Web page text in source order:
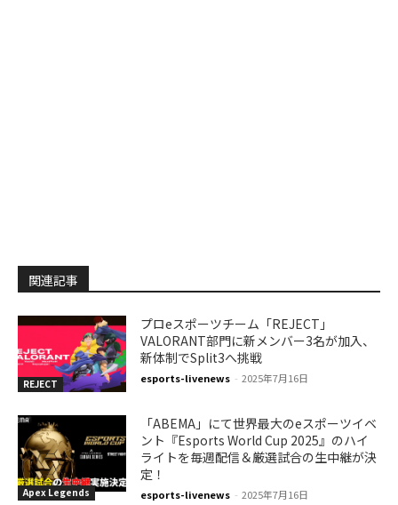
関連記事
REJECT
プロeスポーツチーム「REJECT」
VALORANT部門に新メンバー3名が加入、
新体制でSplit3へ挑戦
esports-livenews - 2025年7月16日
Apex Legends
「ABEMA」にて世界最大のeスポーツイベ
ント『Esports World Cup 2025』のハイ
ライトを毎週配信＆厳選試合の生中継が決
定！
esports-livenews - 2025年7月16日